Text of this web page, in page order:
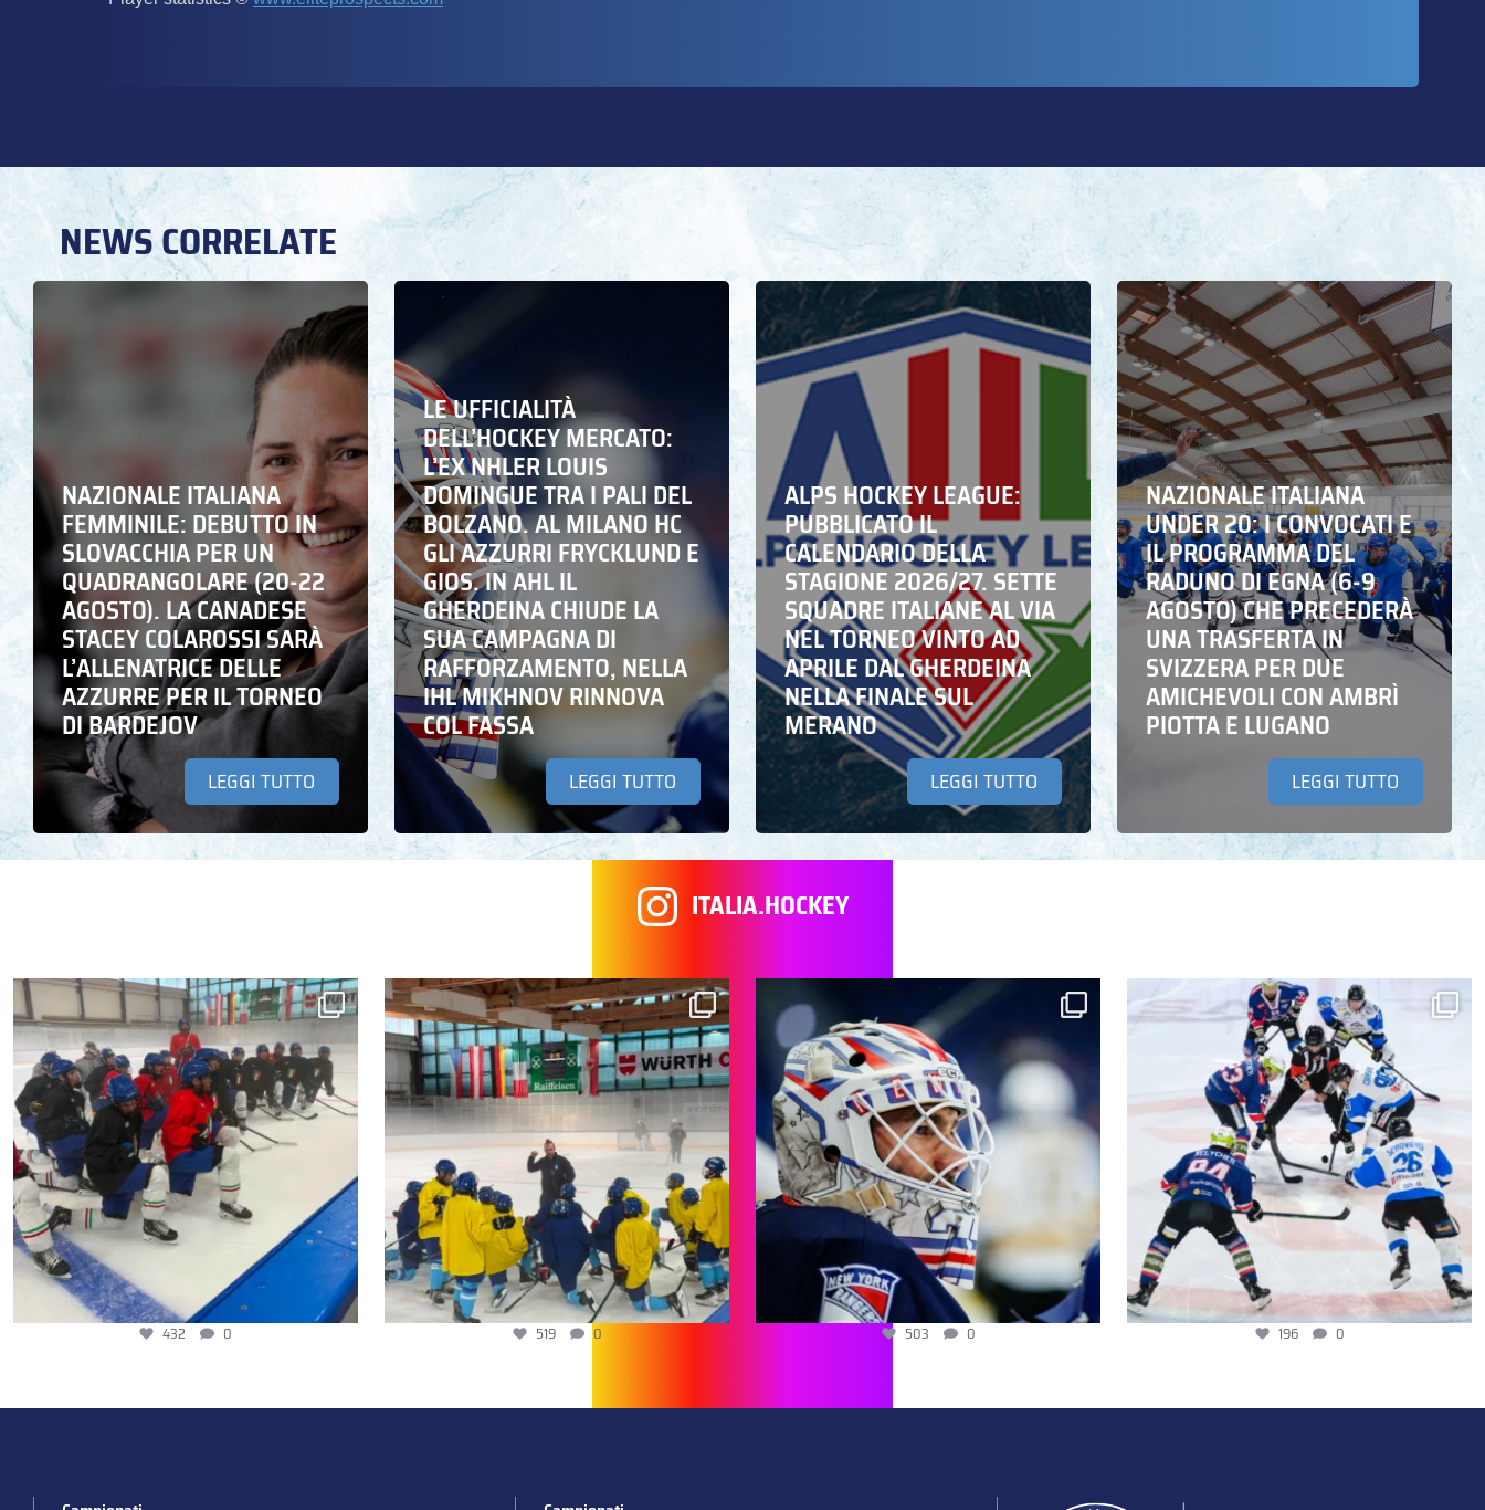
NEWS CORRELATE
NAZIONALE ITALIANA
FEMMINILE: DEBUTTO IN
SLOVACCHIA PER UN
QUADRANGOLARE (20-22
AGOSTO). LA CANADESE
STACEY COLAROSSI SARÀ
L’ALLENATRICE DELLE
AZZURRE PER IL TORNEO
DI BARDEJOV
LEGGI TUTTO
LE UFFICIALITÀ
DELL’HOCKEY MERCATO:
L’EX NHLER LOUIS
DOMINGUE TRA I PALI DEL
BOLZANO. AL MILANO HC
GLI AZZURRI FRYCKLUND E
GIOS. IN AHL IL
GHERDEINA CHIUDE LA
SUA CAMPAGNA DI
RAFFORZAMENTO, NELLA
IHL MIKHNOV RINNOVA
COL FASSA
LEGGI TUTTO
ALPS HOCKEY LEAGUE:
PUBBLICATO IL
CALENDARIO DELLA
STAGIONE 2026/27. SETTE
SQUADRE ITALIANE AL VIA
NEL TORNEO VINTO AD
APRILE DAL GHERDEINA
NELLA FINALE SUL
MERANO
LEGGI TUTTO
NAZIONALE ITALIANA
UNDER 20: I CONVOCATI E
IL PROGRAMMA DEL
RADUNO DI EGNA (6-9
AGOSTO) CHE PRECEDERÀ
UNA TRASFERTA IN
SVIZZERA PER DUE
AMICHEVOLI CON AMBRÌ
PIOTTA E LUGANO
LEGGI TUTTO
ITALIA.HOCKEY
432 0 519 0 503 0 196 0